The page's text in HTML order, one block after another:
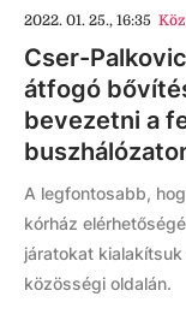
2022. 01. 25., 16:35
Cser-
átfogó
bevezetni a
A legfontosabb,
kórház
járatokat
közösségi oldalán.